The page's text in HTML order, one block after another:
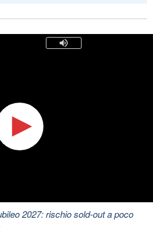
2027: rischio sold-out a poco